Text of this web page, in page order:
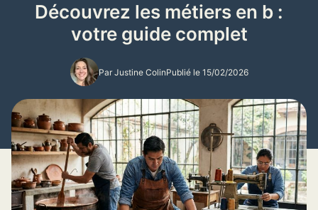
Découvrez les métiers en b :
votre guide complet
Par Justine ColinPublié le 15/02/2026